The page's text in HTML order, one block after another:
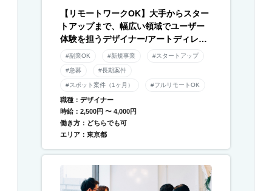
【リモートワークOK】大手からスター
トアップまで、幅広い領域でユーザー
体験を担うデザイナー/アートディレク
ター募集！
#副業OK #新規事業 #スタートアップ
#急募 #長期案件
#スポット案件（1ヶ月） #フルリモートOK
職種：デザイナー
時給：2,500円 〜 4,000円
働き方：どちらでも可
エリア：東京都